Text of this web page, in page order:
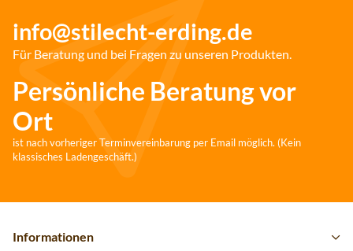
info@stilecht-erding.de
Für Beratung und bei Fragen zu unseren Produkten.
Persönliche Beratung vor
Ort
ist nach vorheriger Terminvereinbarung per Email möglich. (Kein
klassisches Ladengeschäft.)
Informationen